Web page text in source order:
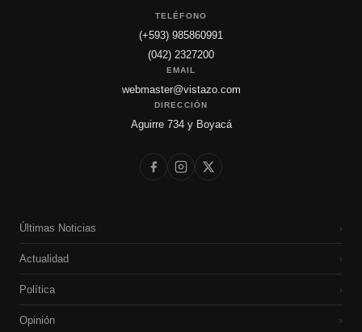
TELÉFONO
(+593) 985860991
(042) 2327200
EMAIL
webmaster@vistazo.com
DIRECCIÓN
Aguirre 734 y Boyacá
Últimas Noticias ›
Actualidad ›
Política ›
Opinión ›